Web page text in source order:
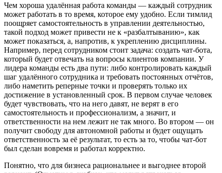
Чем хороша удалённая работа команды — каждый сотрудник
может работать в то время, которое ему удобно. Если тимлид
поощряет самостоятельность в управлении деятельностью,
такой подход может привести не к «разбалтыванию», как
может показаться, а, напротив, к укреплению дисциплины.
Например, перед сотрудником стоит задача: создать чат-бота,
который будет отвечать на вопросы клиентов компании. У
лидера команды есть два пути: либо контролировать каждый
шаг удалённого сотрудника и требовать постоянных отчётов,
либо наметить реперные точки и проверять только их
достижение в установленный срок. В первом случае человек
будет чувствовать, что на него давят, не верят в его
самостоятельность и профессионализм, а значит, и
ответственности на нем лежит не так много. Во втором — он
получит свободу для автономной работы и будет ощущать
ответственность за её результат, то есть за то, чтобы чат‑бот
был сделан вовремя и работал корректно.
Понятно, что для бизнеса рациональнее и выгоднее второй